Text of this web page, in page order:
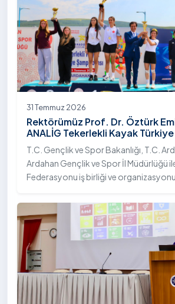
31 Temmuz 2026
Rektörümüz Prof. Dr. Öztürk
ANALİG Tekerlekli Kayak
Ödül Töreni’ne Katıldı
T.C. Gençlik ve Spor Bakanlığı, T.C.
Ardahan Gençlik ve Spor İl Müdürlüğü
Federasyonu iş birliği ve
Sezonu Tekerlekli Kayak Türkiye
Temmuz 2026 tarihlerinde Ardahan
Yerleşkesi ev sahipliğinde tamamlandı.